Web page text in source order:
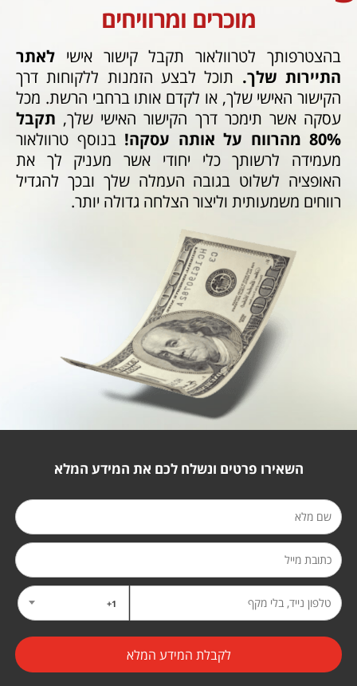
מוכרים ומרוויחים
בהצטרפותך לטרוולאור תקבל קישור אישי לאתר
התיירות שלך. תוכל לבצע הזמנות ללקוחות דרך
הקישור האישי שלך, או לקדם אותו ברחבי הרשת. מכל
עסקה אשר תימכר דרך הקישור האישי שלך, תקבל
80% מהרווח על אותה עסקה!
בנוסף טרוולאור
מעמידה לרשותך כלי יחודי אשר מעניק לך את
האופציה לשלוט בגובה העמלה שלך ובכך להגדיל
רווחים משמעותית וליצור הצלחה גדולה יותר.
השאירו פרטים ונשלח לכם את המידע המלא
1+